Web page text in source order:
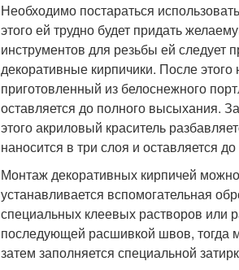
Необходимо постараться
этого ей трудно будет придать
инструментов для резьбы ей
декоративные кирпичики. После
приготовленный из белоснежного
оставляется до полного высыхания.
этого акриловый краситель
наносится в три слоя и оставляется
Монтаж декоративных кирпичей
устанавливается вспомогательная
специальных клеевых растворов или
последующей расшивкой швов, тогда
затем заполняется специальной